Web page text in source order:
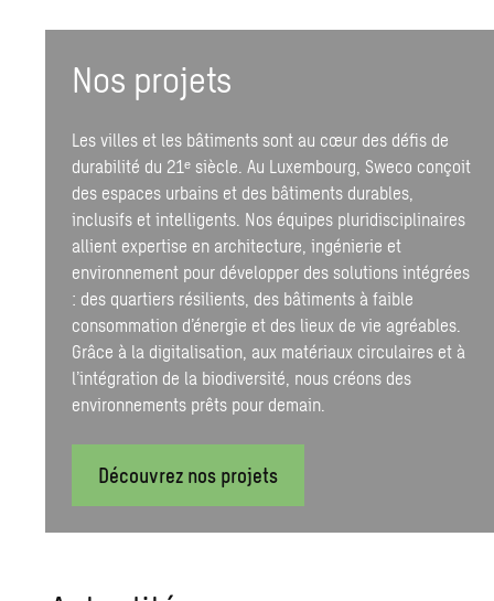
Nos projets
Les villes et les bâtiments sont au cœur des défis de
durabilité du 21ᵉ siècle. Au Luxembourg, Sweco conçoit
des espaces urbains et des bâtiments durables,
inclusifs et intelligents. Nos équipes pluridisciplinaires
allient expertise en architecture, ingénierie et
environnement pour développer des solutions intégrées
: des quartiers résilients, des bâtiments à faible
consommation d’énergie et des lieux de vie agréables.
Grâce à la digitalisation, aux matériaux circulaires et à
l’intégration de la biodiversité, nous créons des
environnements prêts pour demain.
Découvrez nos projets